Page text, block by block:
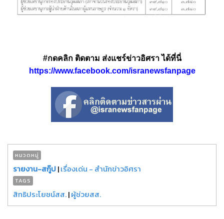
#กดคลิก ติดตาม ส่งแชร์ข่าวอิศรา ได้ที่นี่
https://www.facebook.com/isranewsfanpage
หมวดหมู่
รายงาน-สกู๊ป|เรื่องเด่น - สำนักข่าวอิศรา
TAGS
สิทธิประโยชน์สส.|ผู้ช่วยสส.